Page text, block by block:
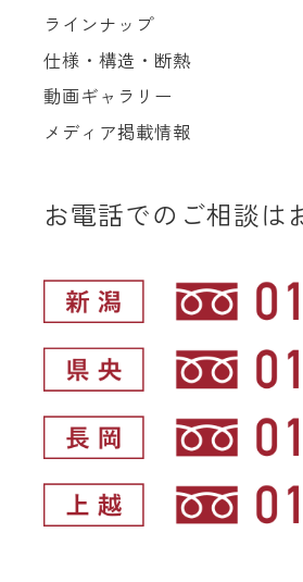
ラインナップ
仕様・構造・断熱
動画ギャラリー
メディア掲載情報
お電話でのご相談は